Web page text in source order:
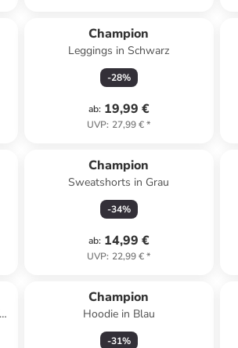
Champion
Leggings in Schwarz
-28%
ab: 19,99 €
UVP: 27,99 €*
Champion
Sweatshorts in Grau
-34%
ab: 14,99 €
UVP: 22,99 €*
Champion
Hoodie in Blau
-31%